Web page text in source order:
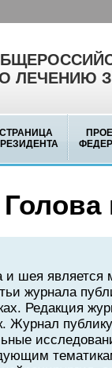
ЛЕЧЕНИЮ
СТРАНИЦА
и шея
журнала
Редакция
Журнал